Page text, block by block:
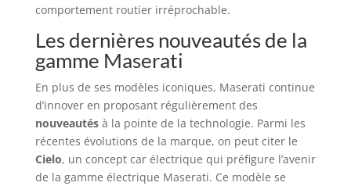
comportement routier irréprochable.
Les dernières nouveautés de la
gamme Maserati
En plus de ses modèles iconiques, Maserati continue
d’innover en proposant régulièrement des
nouveautésà la pointe de la technologie. Parmi les
récentes évolutions de la marque, on peut citer le
Cielo, un concept car électrique qui préfigure l’avenir
de la gamme électrique Maserati. Ce modèle se